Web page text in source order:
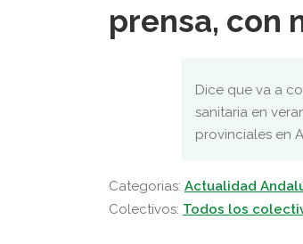
prensa, con
Dice que va a
sanitaria en
provinciales en
Categorias: Actualidad
Colectivos: Todos los